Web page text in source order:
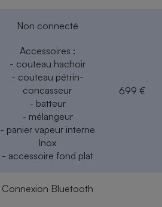
Non connecté
Accessoires :
- couteau hachoir
- couteau pétrin-
concasseur
- batteur
- mélangeur
- panier vapeur interne
Inox
- accessoire fond plat
699 €
Connexion Bluetooth